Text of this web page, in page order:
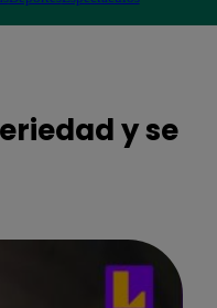
y se